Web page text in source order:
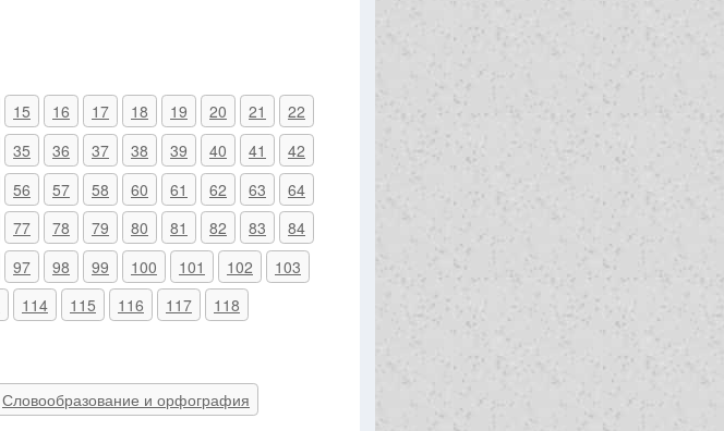
15 16 17 18 19 20 21
22
35 36 37 38 39 40 41
42
56 57 58 60 61 62 63
64
77 78 79 80 81 82 83
84
97 98 99 100 101 102
103
114 115 116 117 118
Словообразование и орфография